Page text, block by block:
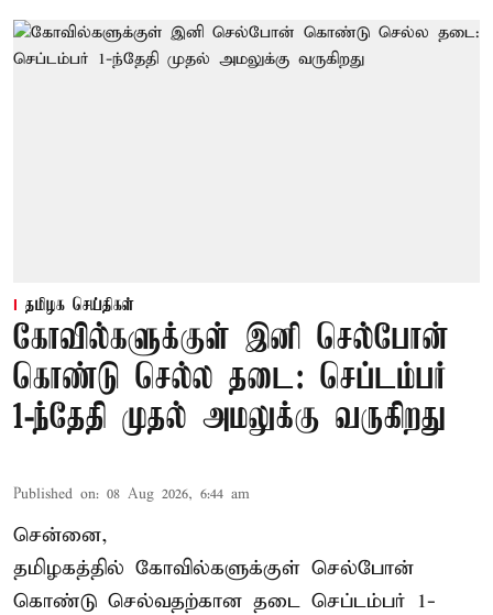
தமிழக செய்திகள்
கோவில்களுக்குள் இனி செல்போன்
கொண்டு செல்ல தடை: செப்டம்பர்
1-ந்தேதி முதல் அமலுக்கு வருகிறது
Published on: 08 Aug 2026, 6:44 am
சென்னை,
தமிழகத்தில் கோவில்களுக்குள் செல்போன்
கொண்டு செல்வதற்கான தடை செப்டம்பர் 1-